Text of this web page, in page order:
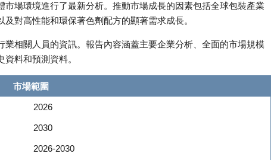
場環境進行了最新分析。推動市場成長的因素包括全球包裝產業
對高性能和環保著色劑配方的顯著需求成長。
相關人員的資訊。報告內容涵蓋主要企業分析、全面的市場規模
料和預測資料。
市場範圍
2026
2030
2026-2030